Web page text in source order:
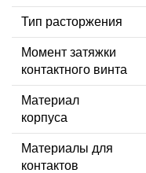
Тип расторжения
Момент затяжки
контактного винта
Материал
корпуса
Материалы для
контактов